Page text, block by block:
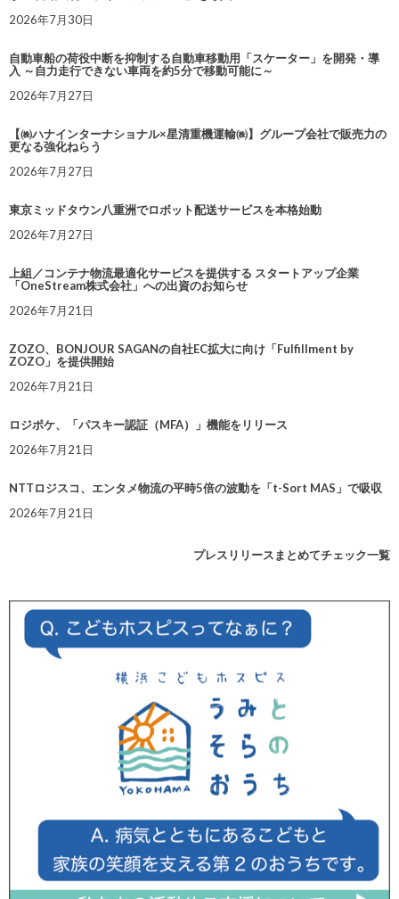
2026年7月30日
自動車船の荷役中断を抑制する自動車移動用「スケーター」を開発・導
入 ～自力走行できない車両を約5分で移動可能に～
2026年7月27日
【㈱ハナインターナショナル×星清重機運輸㈱】グループ会社で販売力の
更なる強化ねらう
2026年7月27日
東京ミッドタウン八重洲でロボット配送サービスを本格始動
2026年7月27日
上組／コンテナ物流最適化サービスを提供する スタートアップ企業
「OneStream株式会社」への出資のお知らせ
2026年7月21日
ZOZO、BONJOUR SAGANの自社EC拡大に向け「Fulfillment by
ZOZO」を提供開始
2026年7月21日
ロジポケ、「パスキー認証（MFA）」機能をリリース
2026年7月21日
NTTロジスコ、エンタメ物流の平時5倍の波動を「t-Sort MAS」で吸収
2026年7月21日
プレスリリースまとめてチェック一覧